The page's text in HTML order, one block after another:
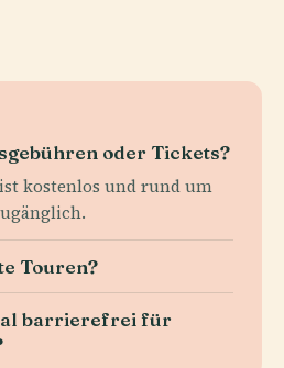
oder Tickets?
kostenlos und rund um
Touren?
barrierefrei für